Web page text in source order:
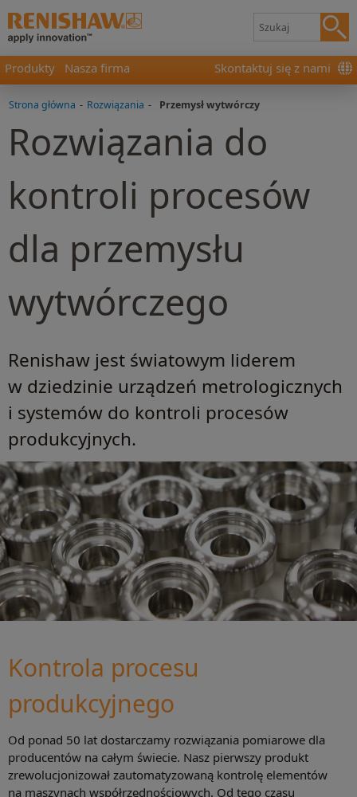
Produkty Nasza firma Skontaktuj się z nami
Strona główna - Rozwiązania - Przemysł wytwórczy
Rozwiązania do
kontroli procesów
dla przemysłu
wytwórczego
Renishaw jest światowym liderem
w dziedzinie urządzeń metrologicznych
i systemów do kontroli procesów
produkcyjnych.
Kontrola procesu
produkcyjnego
Od ponad 50 lat dostarczamy rozwiązania pomiarowe dla
producentów na całym świecie. Nasz pierwszy produkt
zrewolucjonizował zautomatyzowaną kontrolę elementów
na maszynach współrzędnościowych. Od tego czasu